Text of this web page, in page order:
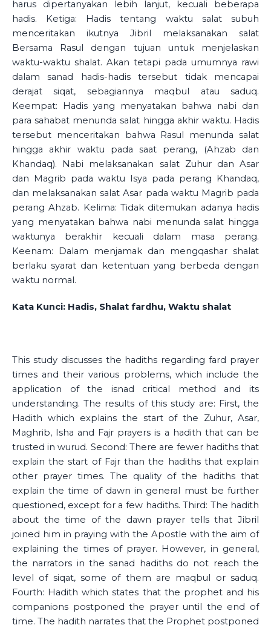
harus dipertanyakan lebih lanjut, kecuali beberapa
hadis. Ketiga: Hadis tentang waktu salat subuh
menceritakan ikutnya Jibril melaksanakan salat
Bersama Rasul dengan tujuan untuk menjelaskan
waktu-waktu shalat. Akan tetapi pada umumnya rawi
dalam sanad hadis-hadis tersebut tidak mencapai
derajat siqat, sebagiannya maqbul atau saduq.
Keempat: Hadis yang menyatakan bahwa nabi dan
para sahabat menunda salat hingga akhir waktu. Hadis
tersebut menceritakan bahwa Rasul menunda salat
hingga akhir waktu pada saat perang, (Ahzab dan
Khandaq). Nabi melaksanakan salat Zuhur dan Asar
dan Magrib pada waktu Isya pada perang Khandaq,
dan melaksanakan salat Asar pada waktu Magrib pada
perang Ahzab. Kelima: Tidak ditemukan adanya hadis
yang menyatakan bahwa nabi menunda salat hingga
waktunya berakhir kecuali dalam masa perang.
Keenam: Dalam menjamak dan mengqashar shalat
berlaku syarat dan ketentuan yang berbeda dengan
waktu normal.
Kata Kunci: Hadis, Shalat fardhu, Waktu shalat
This study discusses the hadiths regarding fard prayer
times and their various problems, which include the
application of the isnad critical method and its
understanding. The results of this study are: First, the
Hadith which explains the start of the Zuhur, Asar,
Maghrib, Isha and Fajr prayers is a hadith that can be
trusted in wurud. Second: There are fewer hadiths that
explain the start of Fajr than the hadiths that explain
other prayer times. The quality of the hadiths that
explain the time of dawn in general must be further
questioned, except for a few hadiths. Third: The hadith
about the time of the dawn prayer tells that Jibril
joined him in praying with the Apostle with the aim of
explaining the times of prayer. However, in general,
the narrators in the sanad hadiths do not reach the
level of siqat, some of them are maqbul or saduq.
Fourth: Hadith which states that the prophet and his
companions postponed the prayer until the end of
time. The hadith narrates that the Prophet postponed